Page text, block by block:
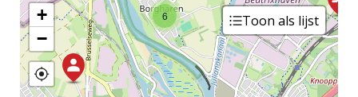
Toon als lijst
6
+
−